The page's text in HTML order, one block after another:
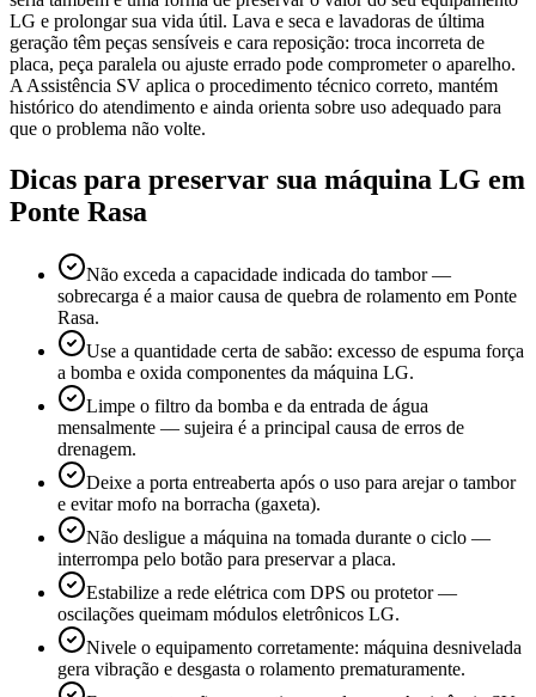
LG e prolongar sua vida útil. Lava e seca e lavadoras de última
geração têm peças sensíveis e cara reposição: troca incorreta de
placa, peça paralela ou ajuste errado pode comprometer o aparelho.
A Assistência SV aplica o procedimento técnico correto, mantém
histórico do atendimento e ainda orienta sobre uso adequado para
que o problema não volte.
Dicas para preservar sua máquina LG em
Ponte Rasa
Não exceda a capacidade indicada do tambor —
sobrecarga é a maior causa de quebra de rolamento em Ponte
Rasa.
Use a quantidade certa de sabão: excesso de espuma força
a bomba e oxida componentes da máquina LG.
Limpe o filtro da bomba e da entrada de água
mensalmente — sujeira é a principal causa de erros de
drenagem.
Deixe a porta entreaberta após o uso para arejar o tambor
e evitar mofo na borracha (gaxeta).
Não desligue a máquina na tomada durante o ciclo —
interrompa pelo botão para preservar a placa.
Estabilize a rede elétrica com DPS ou protetor —
oscilações queimam módulos eletrônicos LG.
Nivele o equipamento corretamente: máquina desnivelada
gera vibração e desgasta o rolamento prematuramente.